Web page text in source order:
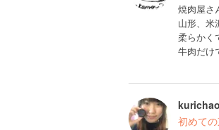
焼肉屋さ
山形、米
柔らかく
牛肉だけ
初めて